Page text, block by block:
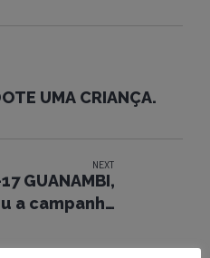
UMA CRIANÇA.
NEXT
GUANAMBI,
a campanha